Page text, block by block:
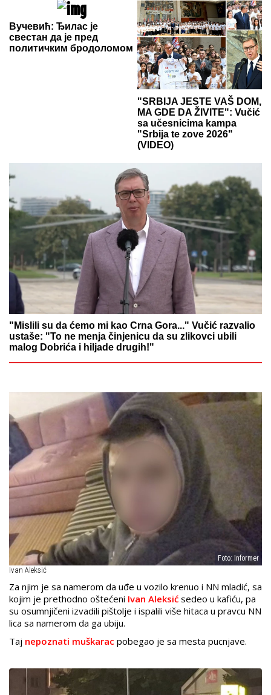
Вучевић: Ђилас је
свестан да је пред
политичким бродоломом
"SRBIJA JESTE VAŠ DOM,
MA GDE DA ŽIVITE": Vučić
sa učesnicima kampa
"Srbija te zove 2026"
(VIDEO)
"Mislili su da ćemo mi kao Crna Gora..." Vučić razvalio
ustaše: "To ne menja činjenicu da su zlikovci ubili
malog Dobrića i hiljade drugih!"
Foto: Informer
Ivan Aleksić
Za njim je sa namerom da uđe u vozilo krenuo i NN mladić, sa
kojim je prethodno oštećeni Ivan Aleksić sedeo u kafiću, pa
su osumnjičeni izvadili pištolje i ispalili više hitaca u pravcu NN
lica sa namerom da ga ubiju.
Taj nepoznati muškarac pobegao je sa mesta pucnjave.